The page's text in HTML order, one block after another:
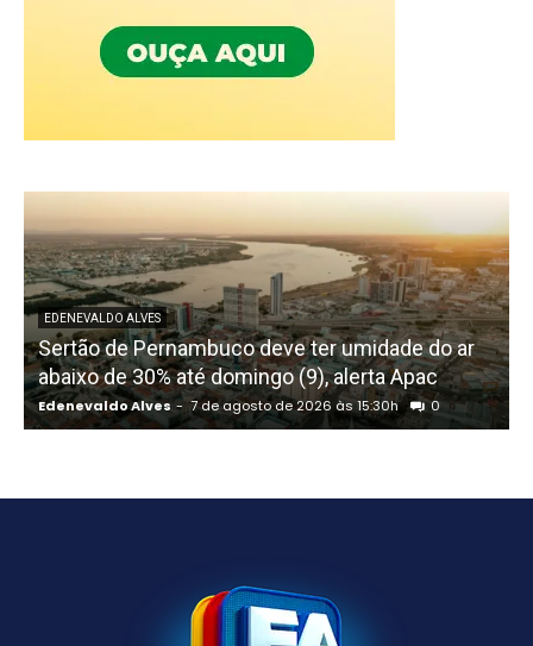
EDENEVALDO ALVES
Sertão de Pernambuco deve ter umidade do ar
abaixo de 30% até domingo (9), alerta Apac
Edenevaldo Alves - 7 de agosto de 2026 às 15:30h 0